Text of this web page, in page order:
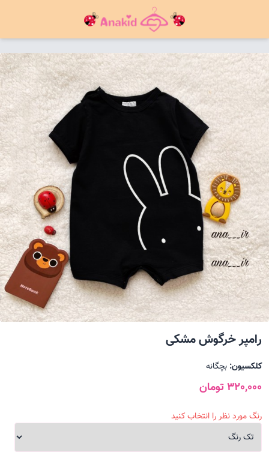
رامپر خرگوش مشکی
کلکسیون: بچگانه
320,000 تومان
رنگ مورد نظر را انتخاب کنید